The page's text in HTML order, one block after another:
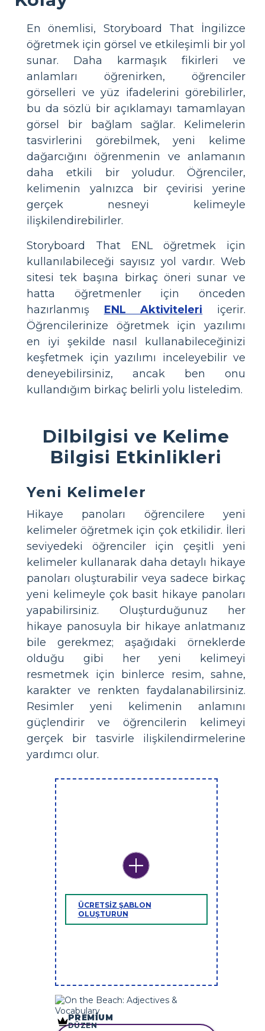
En önemlisi, Storyboard That İngilizce
öğretmek için görsel ve etkileşimli bir yol
sunar. Daha karmaşık fikirleri ve
anlamları öğrenirken, öğrenciler
görselleri ve yüz ifadelerini görebilirler,
bu da sözlü bir açıklamayı tamamlayan
görsel bir bağlam sağlar. Kelimelerin
tasvirlerini görebilmek, yeni kelime
dağarcığını öğrenmenin ve anlamanın
daha etkili bir yoludur. Öğrenciler,
kelimenin yalnızca bir çevirisi yerine
gerçek nesneyi kelimeyle
ilişkilendirebilirler.
Storyboard That ENL öğretmek için
kullanılabileceği sayısız yol vardır. Web
sitesi tek başına birkaç öneri sunar ve
hatta öğretmenler için önceden
hazırlanmış ENL Aktiviteleri içerir.
Öğrencilerinize öğretmek için yazılımı
en iyi şekilde nasıl kullanabileceğinizi
keşfetmek için yazılımı inceleyebilir ve
deneyebilirsiniz, ancak ben onu
kullandığım birkaç belirli yolu listeledim.
Dilbilgisi ve Kelime
Bilgisi Etkinlikleri
Yeni Kelimeler
Hikaye panoları öğrencilere yeni
kelimeler öğretmek için çok etkilidir. İleri
seviyedeki öğrenciler için çeşitli yeni
kelimeler kullanarak daha detaylı hikaye
panoları oluşturabilir veya sadece birkaç
yeni kelimeyle çok basit hikaye panoları
yapabilirsiniz. Oluşturduğunuz her
hikaye panosuyla bir hikaye anlatmanız
bile gerekmez; aşağıdaki örneklerde
olduğu gibi her yeni kelimeyi
resmetmek için binlerce resim, sahne,
karakter ve renkten faydalanabilirsiniz.
Resimler yeni kelimenin anlamını
güçlendirir ve öğrencilerin kelimeyi
gerçek bir tasvirle ilişkilendirmelerine
yardımcı olur.
ÜCRETSIZ ŞABLON
OLUŞTURUN
PREMIUM
DÜZEN